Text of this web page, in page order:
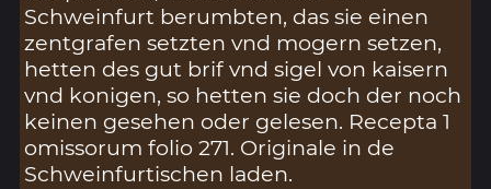
Schweinfurt berumbten, das sie einen
zentgrafen setzten vnd mogern setzen,
hetten des gut brif vnd sigel von kaisern
vnd konigen, so hetten sie doch der noch
keinen gesehen oder gelesen. Recepta 1
omissorum folio 271. Originale in de
Schweinfurtischen laden.